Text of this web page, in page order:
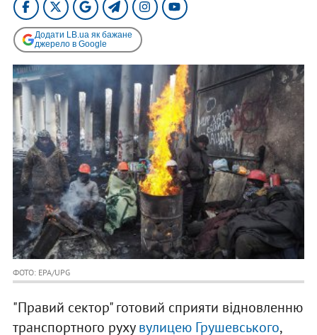
Додати LB.ua як бажане
джерело в Google
ФОТО: EPA/UPG
"Правий сектор" готовий сприяти відновленню
транспортного рухувулицею Грушевського,